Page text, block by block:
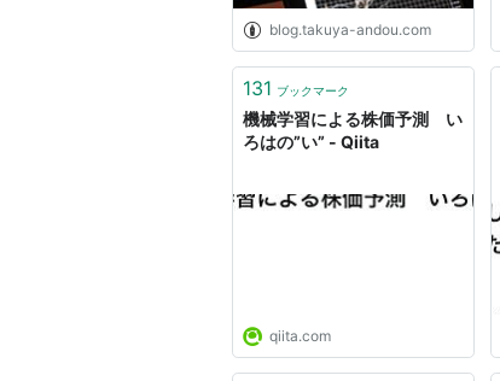
blog.takuya-andou.com
131 ブックマーク
機械学習による株価予測 い
ろはの”い” - Qiita
qiita.com